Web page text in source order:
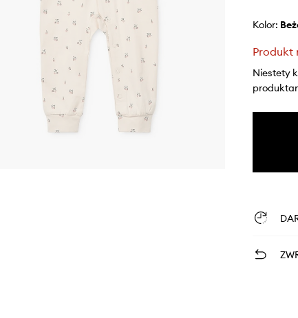
Kolor:
Produkt
Niestety